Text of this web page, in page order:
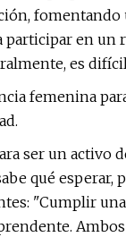
participar en
es
femenina
ser un activo
qué
"Cumplir